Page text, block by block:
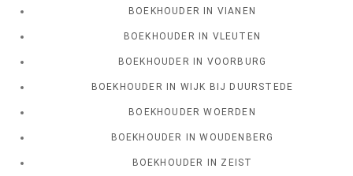
BOEKHOUDER IN VIANEN
BOEKHOUDER IN VLEUTEN
BOEKHOUDER IN VOORBURG
BOEKHOUDER IN WIJK BIJ DUURSTEDE
BOEKHOUDER WOERDEN
BOEKHOUDER IN WOUDENBERG
BOEKHOUDER IN ZEIST